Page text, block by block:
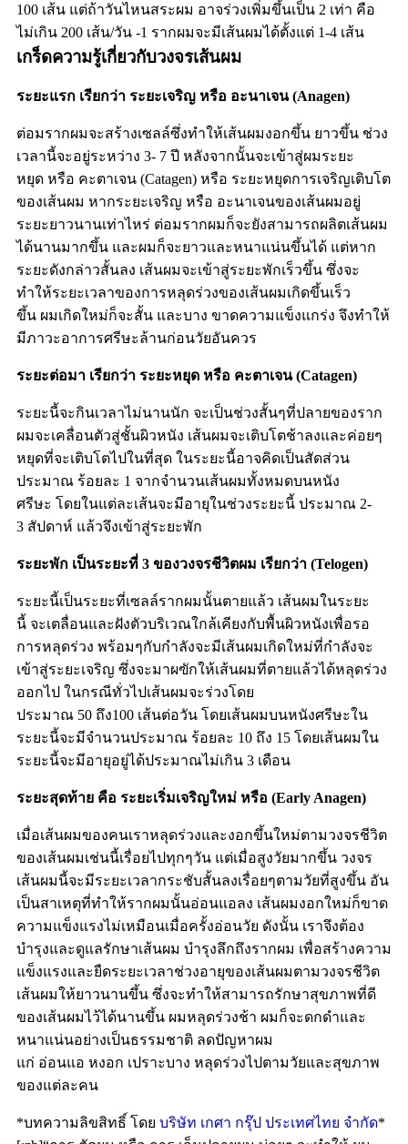
100 เส้น แต่ถ้าวันไหนสระผม อาจร่วงเพิ่มขึ้นเป็น 2 เท่า คือ
ไม่เกิน 200 เส้น/วัน -1 รากผมจะมีเส้นผมได้ตั้งแต่ 1-4 เส้น
เกร็ดความรู้เกี่ยวกับวงจรเส้นผม
ระยะแรก เรียกว่า ระยะเจริญ หรือ อะนาเจน(Anagen)
ต่อมรากผมจะสร้างเซลล์ซึ่งทำให้เส้นผมงอกขึ้น ยาวขึ้น ช่วง
เวลานี้จะอยู่ระหว่าง 3- 7 ปี หลังจากนั้นจะเข้าสู่ผมระยะ
หยุด หรือ คะตาเจน (Catagen) หรือ ระยะหยุดการเจริญเติบโต
ของเส้นผม หากระยะเจริญ หรือ อะนาเจนของเส้นผมอยู่
ระยะยาวนานเท่าไหร่ ต่อมรากผมก็จะยังสามารถผลิตเส้นผม
ได้นานมากขึ้น และผมก็จะยาวและหนาแน่นขึ้นได้ แต่หาก
ระยะดังกล่าวสั้นลง เส้นผมจะเข้าสู่ระยะพักเร็วขึ้น ซึ่งจะ
ทำให้ระยะเวลาของการหลุดร่วงของเส้นผมเกิดขึ้นเร็ว
ขึ้น ผมเกิดใหม่ก็จะสั้น และบาง ขาดความแข็งแกร่ง จึงทำให้
มีภาวะอาการศรีษะล้านก่อนวัยอันควร
ระยะต่อมา เรียกว่า ระยะหยุด หรือ คะตาเจน(Catagen)
ระยะนี้จะกินเวลาไม่นานนัก จะเป็นช่วงสั้นๆที่ปลายของราก
ผมจะเคลื่อนตัวสู่ชั้นผิวหนัง เส้นผมจะเติบโตช้าลงและค่อยๆ
หยุดที่จะเติบโตไปในที่สุด ในระยะนี้อาจคิดเป็นสัดส่วน
ประมาณ ร้อยละ 1 จากจำนวนเส้นผมทั้งหมดบนหนัง
ศรีษะ โดยในแต่ละเส้นจะมีอายุในช่วงระยะนี้ ประมาณ 2-
3 สัปดาห์ แล้วจึงเข้าสู่ระยะพัก
ระยะพัก เป็นระยะที่ 3 ของวงจรชีวิตผม เรียกว่า (Telogen)
ระยะนี้เป็นระยะที่เซลล์รากผมนั้นตายแล้ว เส้นผมในระยะ
นี้ จะเตลื่อนและฝังตัวบริเวณใกล้เคียงกับพื้นผิวหนังเพื่อรอ
การหลุดร่วง พร้อมๆกับกำลังจะมีเส้นผมเกิดใหม่ที่กำลังจะ
เข้าสู่ระยะเจริญ ซึ่งจะมาผฃักให้เส้นผมที่ตายแล้วได้หลุดร่วง
ออกไป ในกรณีทั่วไปเส้นผมจะร่วงโดย
ประมาณ 50 ถึง100 เส้นต่อวัน โดยเส้นผมบนหนังศรีษะใน
ระยะนี้จะมีจำนวนประมาณ ร้อยละ 10 ถึง 15 โดยเส้นผมใน
ระยะนี้จะมีอายุอยู่ได้ประมาณไม่เกิน 3 เดือน
ระยะสุดท้าย คือ ระยะเริ่มเจริญใหม่ หรือ (Early Anagen)
เมื่อเส้นผมของคนเราหลุดร่วงและงอกขึ้นใหม่ตามวงจรชีวิต
ของเส้นผมเช่นนี้เรื่อยไปทุกๆวัน แต่เมื่อสูงวัยมากขึ้น วงจร
เส้นผมนี้จะมีระยะเวลากระชับสั้นลงเรื่อยๆตามวัยที่สูงขึ้น อัน
เป็นสาเหตุที่ทำให้รากผมนั้นอ่อนแอลง เส้นผมงอกใหม่ก็ขาด
ความแข็งแรงไม่เหมือนเมื่อครั้งอ่อนวัย ดังนั้น เราจึงต้อง
บำรุงและดูแลรักษาเส้นผม บำรุงลึกถึงรากผม เพื่อสร้างความ
แข็งแรงและยืดระยะเวลาช่วงอายุของเส้นผมตามวงจรชีวิต
เส้นผมให้ยาวนานขึ้น ซึ่งจะทำให้สามารถรักษาสุขภาพที่ดี
ของเส้นผมไว้ได้นานขึ้น ผมหลุดร่วงช้า ผมก็จะดกดำและ
หนาแน่นอย่างเป็นธรรมชาติ ลดปัญหาผม
แก่ อ่อนแอ หงอก เปราะบาง หลุดร่วงไปตามวัยและสุขภาพ
ของแต่ละคน
*บทความลิขสิทธิ์ โดย บริษัท เกศา กรุ๊ป ประเทศไทย จำกัด*